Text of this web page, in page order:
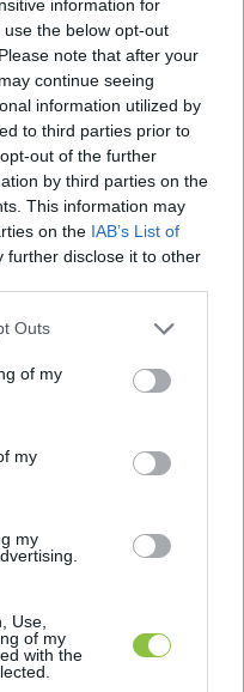
information for
the below opt-out
note that after your
continue seeing
information utilized by
to third parties prior to
out of the further
by third parties on the
This information may
on the IAB’s List of
further disclose it to other
one or more Google
You may click to
its third-party tags to
in below Google
Outs
of my
my
my
Use,
of my
with the
ugyanakkor építő
a szolidaritási
kapcsolatban. „
a sorba illeszkedik
2026. május 14. / Fotó: